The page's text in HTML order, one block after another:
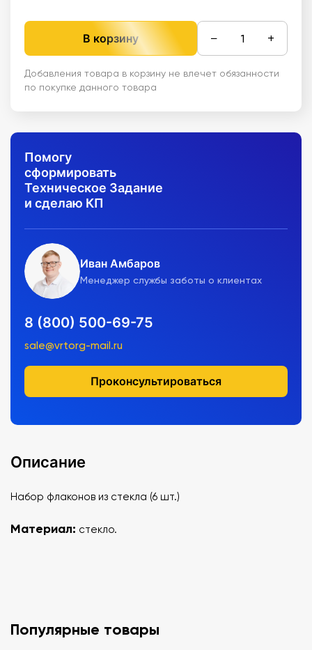
В корзину − +
Добавления товара в корзину не влечет обязанности
по покупке данного товара
Помогу
сформировать
Техническое Задание
и сделаю КП
Иван Амбаров
Менеджер службы заботы о клиентах
8 (800) 500-69-75
sale@vrtorg-mail.ru
Проконсультироваться
Описание
Набор флаконов из стекла (6 шт.)
Материал: стекло.
Популярные товары